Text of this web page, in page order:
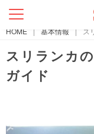
HOME | 基本情報 | ス
スリランカ
ガイド